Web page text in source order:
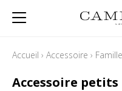
Accueil › Accessoire › Famille
Accessoire